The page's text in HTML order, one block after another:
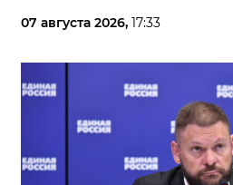
07 августа 2026, 17:33